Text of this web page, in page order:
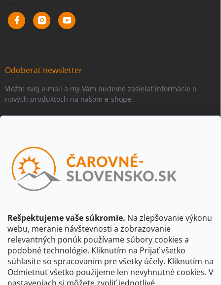
Rešpektujeme vaše súkromie. Na zlepšovanie výkonu
webu, meranie návštevnosti a zobrazovanie
relevantných ponúk používame súbory cookies a
podobné technológie. Kliknutím na Prijať všetko
súhlasíte so spracovaním pre všetky účely. Kliknutím na
Odmietnuť všetko použijeme len nevyhnutné cookies. V
Odoberať newsletter
Vložte svoj e-mail a my Vám budeme zasielať informácie o
nových produktoch na našom e-shope.
Vložením e-mailu súhlasíte spodmienkami ochrany osobných
údajov
Beriem na vedomie, že adresa bude spracovaná za účelom
údajov dostupnými na tejto stránke.
Prihlásiť sa
CBS Slovensko CBS Česko Shocart
VKÚ Mapy Harmanec